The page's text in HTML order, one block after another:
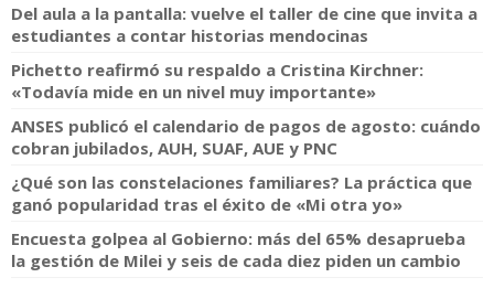
Del aula a la pantalla: vuelve el taller de cine que invita a
estudiantes a contar historias mendocinas
Pichetto reafirmó su respaldo a Cristina Kirchner:
«Todavía mide en un nivel muy importante»
ANSES publicó el calendario de pagos de agosto: cuándo
cobran jubilados, AUH, SUAF, AUE y PNC
¿Qué son las constelaciones familiares? La práctica que
ganó popularidad tras el éxito de «Mi otra yo»
Encuesta golpea al Gobierno: más del 65% desaprueba
la gestión de Milei y seis de cada diez piden un cambio